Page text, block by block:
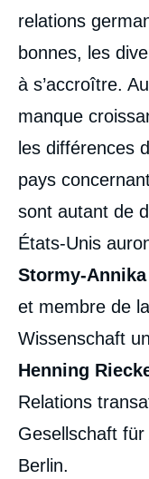
relations
bonnes, les
à s’accroître.
manque
les différences
pays
sont autant de
États-Unis
Stormy-
et membre de
Wissenschaft
Henning
Relations
Gesellschaft
Berlin.